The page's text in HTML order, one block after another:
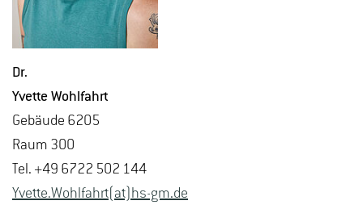
Dr.
Yvet­te Wohl­fahrt
Ge­bäu­de 6205
Raum 300
Tel. +49 6722 502 144
Yvet­te.Wohl­fahrt(at)hs-​gm.​de